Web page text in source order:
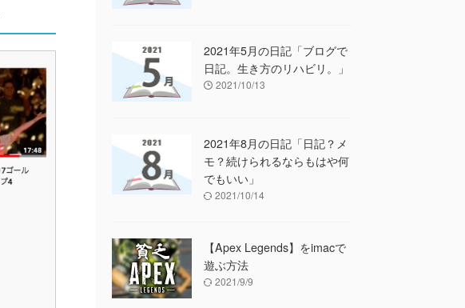
2021年5月の日記「ブログで
日記。生き方のリハビリ。」
2021/10/13
2021年8月の日記「日記？メ
モ？続けられるならもはや何
でもいい」
2021/10/14
【Apex Legends】をimacで
遊ぶ方法
2021/9/9